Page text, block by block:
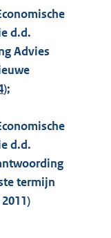
d.d.
Advies
);
d.d.
termijn